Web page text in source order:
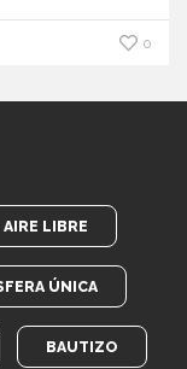
0
AIRE LIBRE
ÚNICA
BAUTIZO